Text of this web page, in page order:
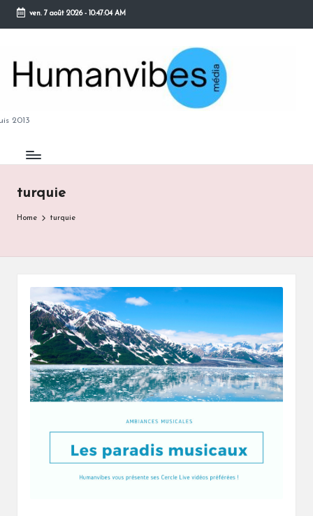
Skip
content
ven. 7 août 2026- 10:47:05 AM
2013
turquie
Home turquie